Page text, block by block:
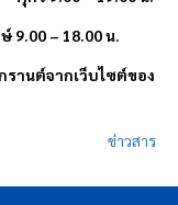
9.00 – 18.00 น.
านต์จากเว็บไซต์ของ
ข่าวสาร